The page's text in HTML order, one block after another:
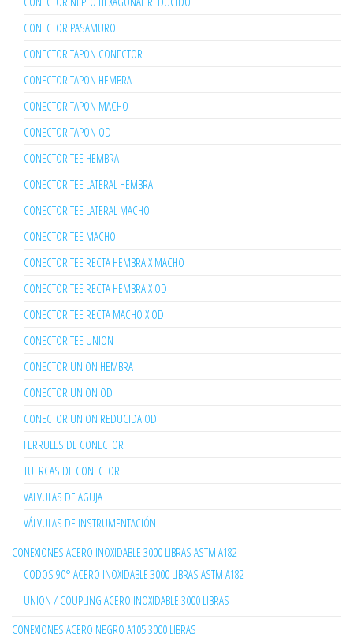
CONECTOR PASAMURO
CONECTOR TAPON CONECTOR
CONECTOR TAPON HEMBRA
CONECTOR TAPON MACHO
CONECTOR TAPON OD
CONECTOR TEE HEMBRA
CONECTOR TEE LATERAL HEMBRA
CONECTOR TEE LATERAL MACHO
CONECTOR TEE MACHO
CONECTOR TEE RECTA HEMBRA X MACHO
CONECTOR TEE RECTA HEMBRA X OD
CONECTOR TEE RECTA MACHO X OD
CONECTOR TEE UNION
CONECTOR UNION HEMBRA
CONECTOR UNION OD
CONECTOR UNION REDUCIDA OD
FERRULES DE CONECTOR
TUERCAS DE CONECTOR
VALVULAS DE AGUJA
VÁLVULAS DE INSTRUMENTACIÓN
CONEXIONES ACERO INOXIDABLE 3000 LIBRAS ASTM A182
CODOS 90° ACERO INOXIDABLE 3000 LIBRAS ASTM A182
UNION / COUPLING ACERO INOXIDABLE 3000 LIBRAS
CONEXIONES ACERO NEGRO A105 3000 LIBRAS